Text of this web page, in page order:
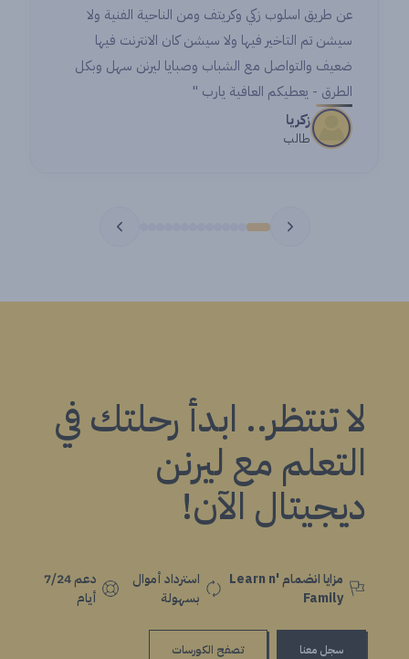
الفنية ولا
الانترنت فيها
ليرنن سهل وبكل
for being a remarkable step
in my career.
لا تنتظر.. ابدأ رحلتك في
التعلم مع ليرنن
ديجيتال الآن!
مزايا انضمام Learn n'
Family
استرداد أموال
بسهولة
دعم 7/24
أيام
سجل معنا تصفح الكورسات